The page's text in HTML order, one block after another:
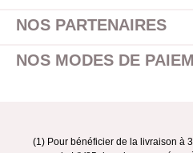
NOS PARTENAIRES
NOS MODES DE
(1) Pour bénéficier de la livraison à